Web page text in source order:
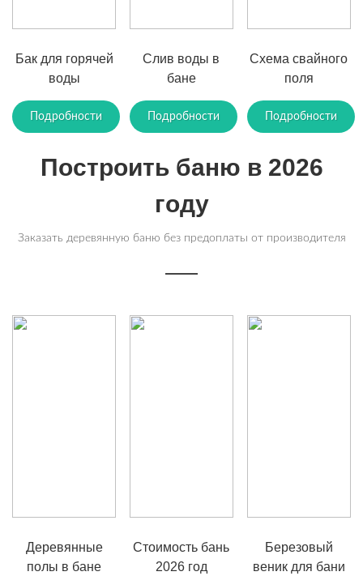
Бак для горячей
воды
Подробности
Слив воды в
бане
Подробности
Схема свайного
поля
Подробности
Построить баню в 2026
году
Заказать деревянную баню без предоплаты от производителя
Деревянные
полы в бане
Стоимость бань
2026 год
Березовый
веник для бани